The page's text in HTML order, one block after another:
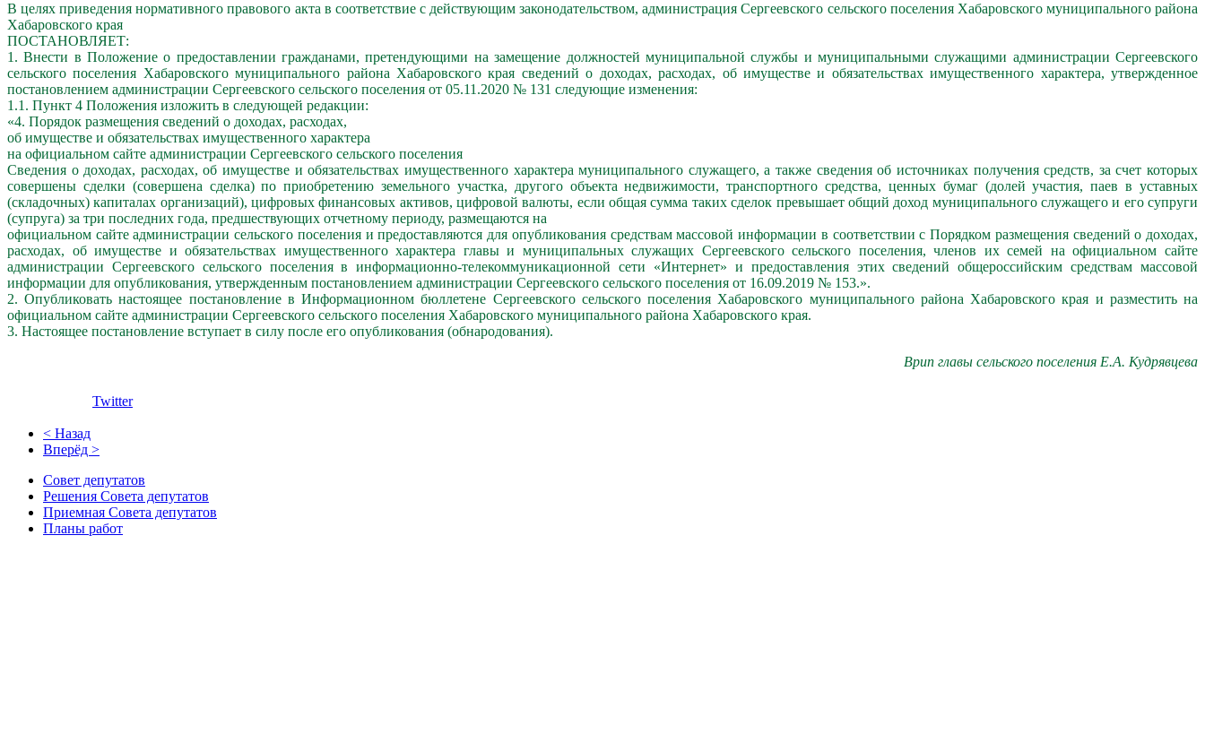
В целях приведения нормативного правового акта в соответствие с действующим законодательством, администрация Сергеевского сельского поселения Хабаровского муниципального района
Хабаровского края
ПОСТАНОВЛЯЕТ:
1. Внести в Положение о предоставлении гражданами, претендующими на замещение должностей муниципальной службы и муниципальными служащими администрации Сергеевского
сельского поселения Хабаровского муниципального района Хабаровского края сведений о доходах, расходах, об имуществе и обязательствах имущественного характера, утвержденное
постановлением администрации Сергеевского сельского поселения от 05.11.2020 № 131 следующие изменения:
1.1. Пункт 4 Положения изложить в следующей редакции:
«4. Порядок размещения сведений о доходах, расходах,
об имуществе и обязательствах имущественного характера
на официальном сайте администрации Сергеевского сельского поселения
Сведения о доходах, расходах, об имуществе и обязательствах имущественного характера муниципального служащего, а также сведения об источниках получения средств, за счет которых
совершены сделки (совершена сделка) по приобретению земельного участка, другого объекта недвижимости, транспортного средства, ценных бумаг (долей участия, паев в уставных
(складочных) капиталах организаций), цифровых финансовых активов, цифровой валюты, если общая сумма таких сделок превышает общий доход муниципального служащего и его супруги
(супруга) за три последних года, предшествующих отчетному периоду, размещаются на
официальном сайте администрации сельского поселения и предоставляются для опубликования средствам массовой информации в соответствии с Порядком размещения сведений о доходах,
расходах, об имуществе и обязательствах имущественного характера главы и муниципальных служащих Сергеевского сельского поселения, членов их семей на официальном сайте
администрации Сергеевского сельского поселения в информационно-телекоммуникационной сети «Интернет» и предоставления этих сведений общероссийским средствам массовой
информации для опубликования, утвержденным постановлением администрации Сергеевского сельского поселения от 16.09.2019 № 153.».
2. Опубликовать настоящее постановление в Информационном бюллетене Сергеевского сельского поселения Хабаровского муниципального района Хабаровского края и разместить на
официальном сайте администрации Сергеевского сельского поселения Хабаровского муниципального района Хабаровского края.
3. Настоящее постановление вступает в силу после его опубликования (обнародования).
Врип главы сельского поселения Е.А. Кудрявцева
Twitter
< Назад
Вперёд >
Совет депутатов
Решения Совета депутатов
Приемная Совета депутатов
Планы работ